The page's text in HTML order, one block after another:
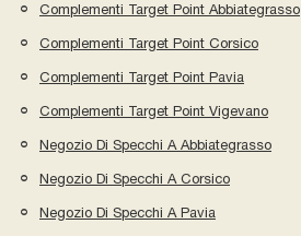
Complementi Target Point Abbiategrasso
Complementi Target Point Corsico
Complementi Target Point Pavia
Complementi Target Point Vigevano
Negozio Di Specchi A Abbiategrasso
Negozio Di Specchi A Corsico
Negozio Di Specchi A Pavia